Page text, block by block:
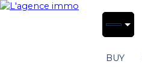
BUY